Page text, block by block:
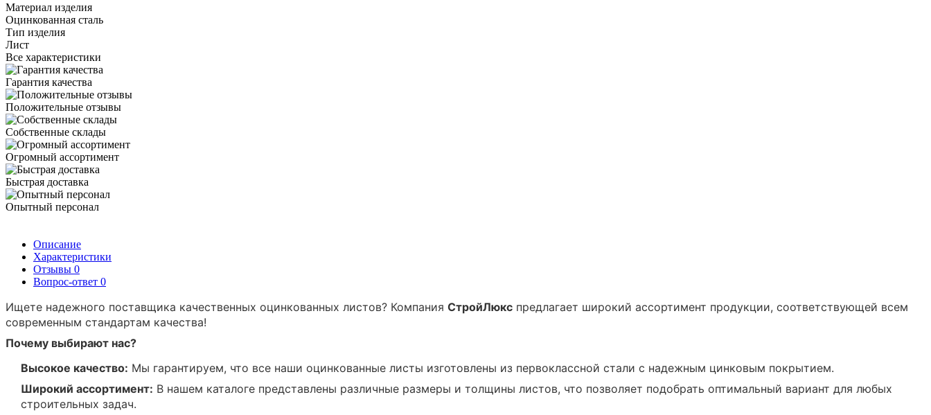
Материал изделия
Оцинкованная сталь
Тип изделия
Лист
Все характеристики
Гарантия качества
Положительные отзывы
Собственные склады
Огромный ассортимент
Быстрая доставка
Опытный персонал
Описание
Характеристики
Отзывы 0
Вопрос-ответ 0
Ищете надежного поставщика качественных оцинкованных листов? Компания СтройЛюкс предлагает широкий ассортимент продукции, соответствующей всем
современным стандартам качества!
Почему выбирают нас?
Высокое качество: Мы гарантируем, что все наши оцинкованные листы изготовлены из первоклассной стали с надежным цинковым покрытием.
Широкий ассортимент: В нашем каталоге представлены различные размеры и толщины листов, что позволяет подобрать оптимальный вариант для любых
строительных задач.